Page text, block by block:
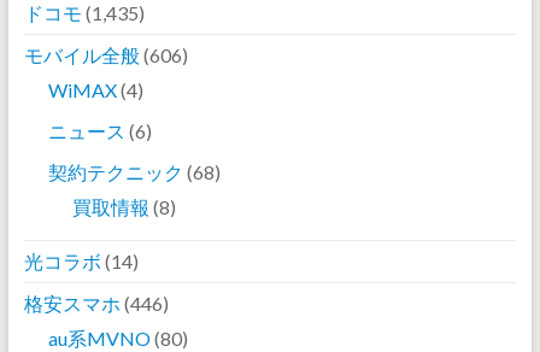
ドコモ (1,435)
モバイル全般(606)
WiMAX(4)
ニュース (6)
契約テクニック (68)
買取情報 (8)
光コラボ (14)
格安スマホ (446)
au系MVNO(80)